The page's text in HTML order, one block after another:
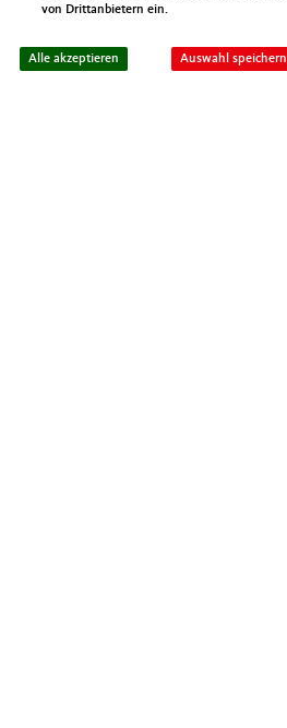
von Drittanbietern ein.
Alle akzeptieren Auswahl speichern